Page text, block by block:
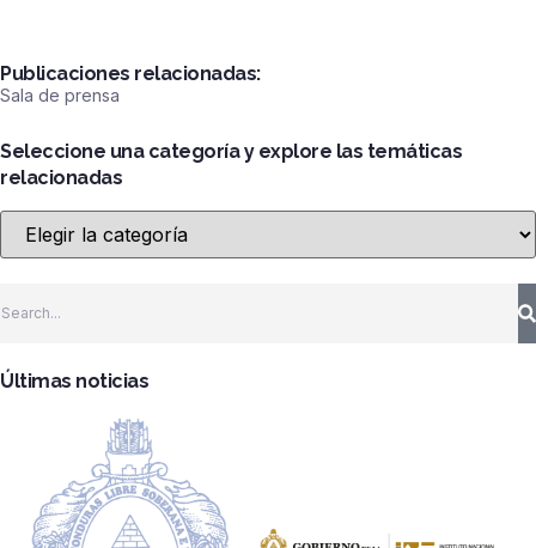
Publicaciones relacionadas:
Sala de prensa
Seleccione una categoría y explore las temáticas
relacionadas
Últimas noticias